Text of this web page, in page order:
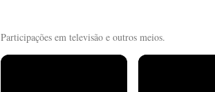
Participações em televisão e outros meios.